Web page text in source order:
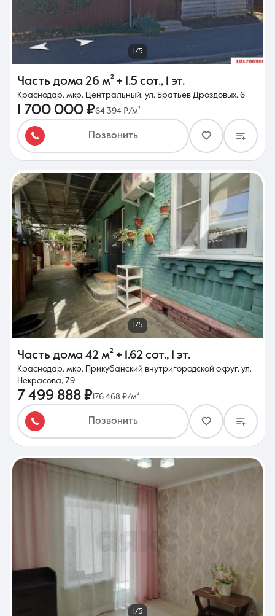
1/5
Часть дома 26 м² + 1.5 сот., 1 эт.
Краснодар, мкр. Центральный, ул. Братьев Дроздовых, 6
1 700 000 ₽64 394 ₽/м²
Позвонить
1/5
Часть дома 42 м² + 1.62 сот., 1 эт.
Краснодар, мкр. Прикубанский внутригородской округ, ул.
Некрасова, 79
7 499 888 ₽ 176 468 ₽/м²
Позвонить
1/5